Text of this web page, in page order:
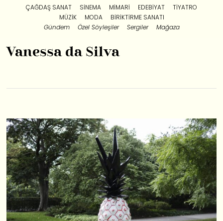
ÇAĞDAŞ SANAT SINEMA MIMARI EDEBIYAT
TIYATRO
MÜZIK
MODA
BIRIKTIRME SANATI
Gündem
Özel Söyleşiler Sergiler Mağaza
Vanessa da Silva